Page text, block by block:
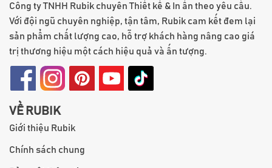
Công ty TNHH Rubik chuyên Thiết kế & In ấn theo yêu cầu.
Với đội ngũ chuyên nghiệp, tận tâm, Rubik cam kết đem lại
sản phẩm chất lượng cao, hỗ trợ khách hàng nâng cao giá
trị thương hiệu một cách hiệu quả và ấn tượng.
VỀ RUBIK
Giới thiệu Rubik
Chính sách chung